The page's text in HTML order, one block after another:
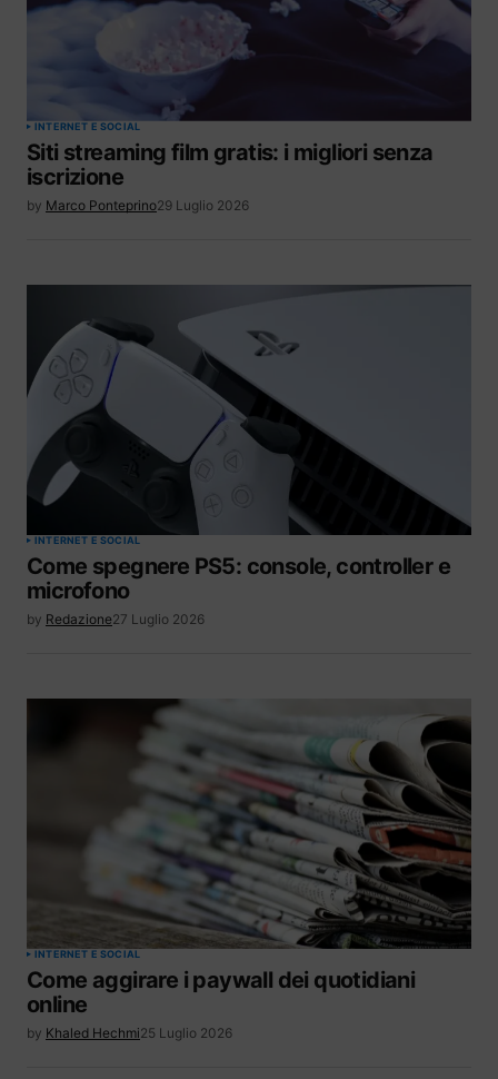
INTERNET E SOCIAL
Siti streaming film gratis: i migliori senza
iscrizione
by Marco Ponteprino29 Luglio 2026
INTERNET E SOCIAL
Come spegnere PS5: console, controller e
microfono
by Redazione27 Luglio 2026
INTERNET E SOCIAL
Come aggirare i paywall dei quotidiani
online
by Khaled Hechmi25 Luglio 2026